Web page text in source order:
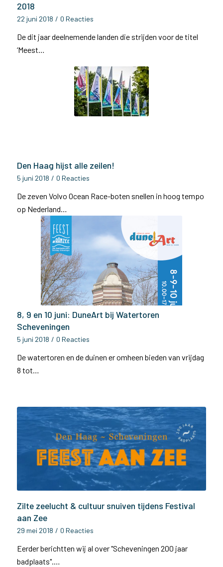
2018
22 juni 2018 / 0 Reacties
De dit jaar deelnemende landen die strijden voor de titel
‘Meest…
Den Haag hijst alle zeilen!
5 juni 2018 / 0 Reacties
De zeven Volvo Ocean Race-boten snellen in hoog tempo
op Nederland…
8, 9 en 10 juni: DuneArt bij Watertoren
Scheveningen
5 juni 2018 / 0 Reacties
De watertoren en de duinen er omheen bieden van vrijdag
8 tot…
Zilte zeelucht & cultuur snuiven tijdens Festival
aan Zee
29 mei 2018 / 0 Reacties
Eerder berichtten wij al over "Scheveningen 200 jaar
badplaats".…